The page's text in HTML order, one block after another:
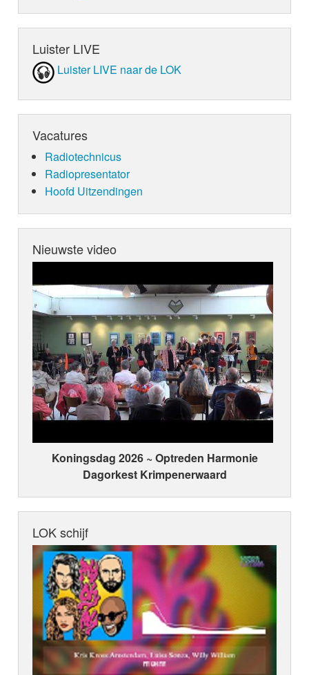
Luister LIVE
Luister LIVE naar de LOK
Vacatures
Radiotechnicus
Radiopresentator
Hoofd Uitzendingen
Nieuwste video
Koningsdag 2026 ~ Optreden Harmonie
Dagorkest Krimpenerwaard
LOK schijf